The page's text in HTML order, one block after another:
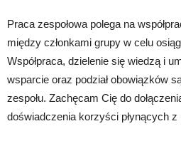
Praca zespołowa polega na
między członkami grupy w celu
Współpraca, dzielenie się wiedzą i
wsparcie oraz podział obowiązków
zespołu. Zachęcam Cię do
doświadczenia korzyści płynących z